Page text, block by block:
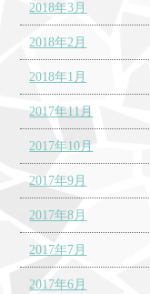
2018年3月
2018年2月
2018年1月
2017年11月
2017年10月
2017年9月
2017年8月
2017年7月
2017年6月